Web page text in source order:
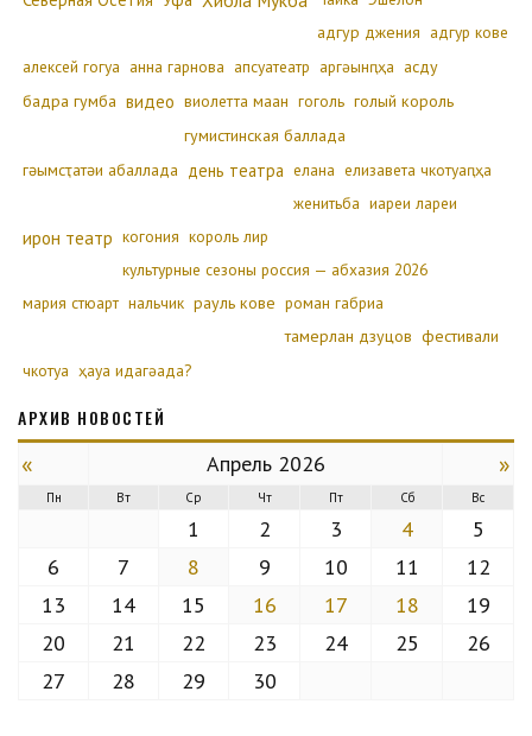
адгур джения адгур кове
алексей гогуа анна гарнова апсуатеатр аргәынԥҳа асду
бадра гумба видео виолетта маан гоголь голый король
гумистинская баллада
гәымсҭатәи абаллада день театра елана елизавета чкотуаԥҳа
женитьба иареи лареи
ирон театр когония король лир
культурные сезоны россия — абхазия 2026
мария стюарт нальчик рауль кове роман габриа
тамерлан дзуцов фестивали
чкотуа ҳауа идагәада?
АРХИВ НОВОСТЕЙ
« Апрель 2026 »
Пн Вт Ср Чт Пт Сб Вс
1 2 3 4
5
6
7 8 9 10 11
12
13
14 15 16 17 18
19
20
21 22 23 24 25
26
27
28 29 30